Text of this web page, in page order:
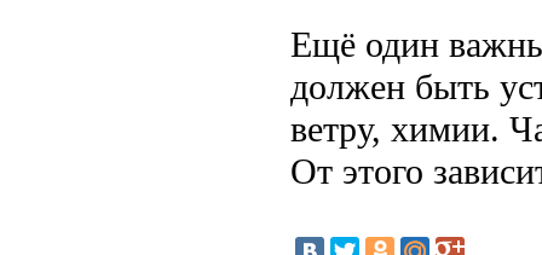
Ещё один
должен быть
ветру, химии.
От этого